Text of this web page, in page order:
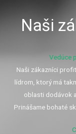
Naši
Vedúce
Naši zákazníci
lídrom, ktorý má
oblasti dodávok
Prinášame bohaté